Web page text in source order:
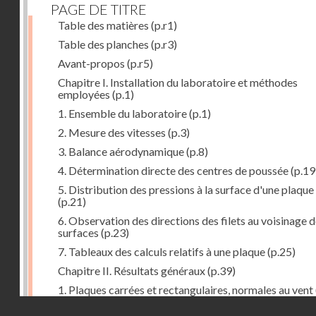
PAGE DE TITRE
Table des matières (p.r1)
Table des planches (p.r3)
Avant-propos (p.r5)
Chapitre I. Installation du laboratoire et méthodes
employées (p.1)
1. Ensemble du laboratoire(p.1)
2. Mesure des vitesses (p.3)
3. Balance aérodynamique(p.8)
4. Détermination directe des centres de poussée
5. Distribution des pressions à la surface d'une plaque
(p.21)
6. Observation des directions des filets au voisinage
surfaces (p.23)
7. Tableaux des calculs relatifs à une plaque(p.25)
Chapitre II. Résultats généraux(p.39)
1. Plaques carrées et rectangulaires, normales au vent